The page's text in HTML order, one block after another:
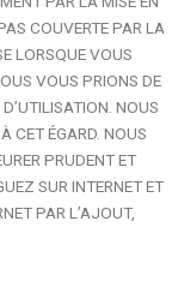
COUVERTE PAR LA
LORSQUE VOUS
VOUS PRIONS DE
NOUS
CET ÉGARD. NOUS
PRUDENT ET
SUR INTERNET ET
PAR L’AJOUT,